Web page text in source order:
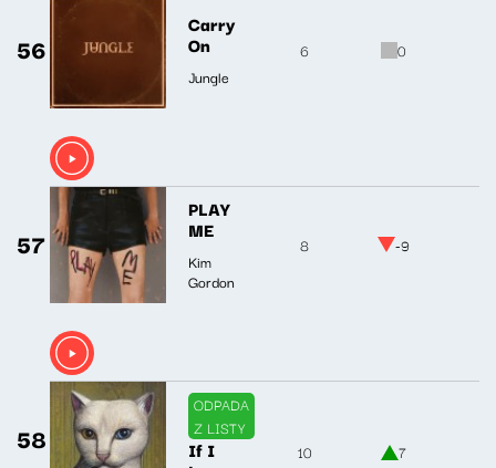
56
Carry
On
Jungle
6 0
57
PLAY
ME
Kim
Gordon
8 -9
58
ODPADA
Z LISTY
If I 10 7